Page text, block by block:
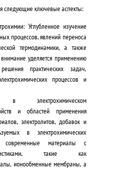
следующие ключевые аспекты:
Углубленное изучение
процессов, явлений переноса
термодинамики, а также
уделяется применению
практических задач,
процессов и
в электрохимическом
и областей применения
электролитов, добавок и
в электрохимических
современные материалы с
такие как
ионообменные мембраны, а